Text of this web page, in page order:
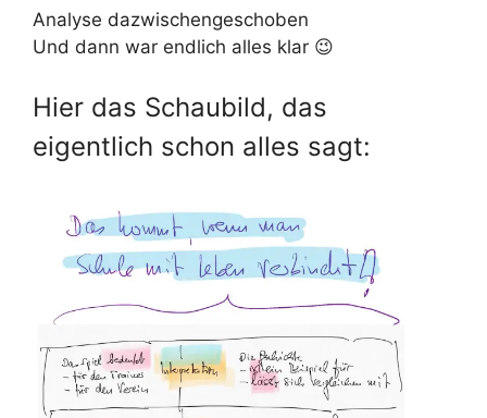
Analyse dazwischengeschoben
Und dann war endlich alles klar 😉
Hier das Schaubild, das
eigentlich schon alles sagt: